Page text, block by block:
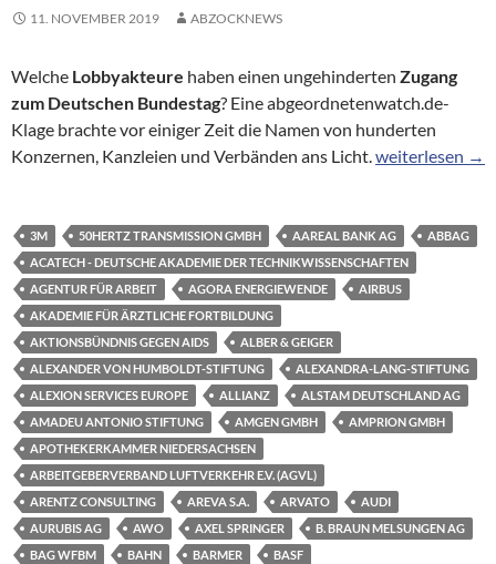
11. NOVEMBER 2019 ABZOCKNEWS
Welche Lobbyakteure haben einen ungehinderten Zugang
zum Deutschen Bundestag? Eine abgeordnetenwatch.de-
Klage brachte vor einiger Zeit die Namen von hunderten
Konzernen, Kanzleien und Verbänden ans Licht.Hinter
weiterlesen →
3M 50HERTZ TRANSMISSION GMBH AAREAL BANK AG
ABBAG
ACATECH - DEUTSCHE AKADEMIE DER TECHNIKWISSENSCHAFTEN
AGENTUR FÜR ARBEIT
AGORA ENERGIEWENDE
AIRBUS
AKADEMIE FÜR ÄRZTLICHE FORTBILDUNG
AKTIONSBÜNDNIS GEGEN AIDS
ALBER & GEIGER
ALEXANDER VON HUMBOLDT-STIFTUNG
ALEXANDRA-LANG-STIFTUNG
ALEXION SERVICES EUROPE
ALLIANZ
ALSTAM DEUTSCHLAND AG
AMADEU ANTONIO STIFTUNG
AMGEN GMBH
AMPRION GMBH
APOTHEKERKAMMER NIEDERSACHSEN
ARBEITGEBERVERBAND LUFTVERKEHR E.V. (AGVL)
ARENTZ CONSULTING
AREVA S.A. ARVATO
AUDI
AURUBIS AG
AWO AXEL SPRINGER
B. BRAUN MELSUNGEN AG
BAG WFBM
BAHN BARMER
BASF